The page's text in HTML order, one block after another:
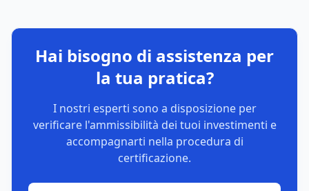
Hai bisogno di assistenza per
la tua pratica?
I nostri esperti sono a disposizione per
verificare l'ammissibilità dei tuoi investimenti e
accompagnarti nella procedura di
certificazione.